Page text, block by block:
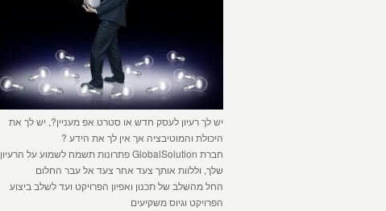
יש לך רעיון לעסק חדש או סטרט אפ מעניין?, יש לך את
היכולת והמוטיבציה אך אין לך את הידע ?
חברת GlobalSolution פתרונות תשמח לשמוע על הרעיון
שלך, וללוות אותך צעד אחר צעד אל עבר החלום
החל מהשלב של תכנון ואפיון הפרויקט ועד לשלב ביצוע
הפרויקט וגיוס משקיעים